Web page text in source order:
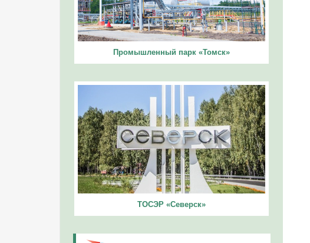
Промышленный парк «Томск»
ТОСЭР «Северск»